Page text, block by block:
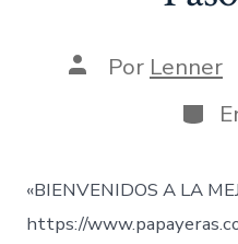
AutorPor Lenner
«BIENVENIDOS A LA
https://